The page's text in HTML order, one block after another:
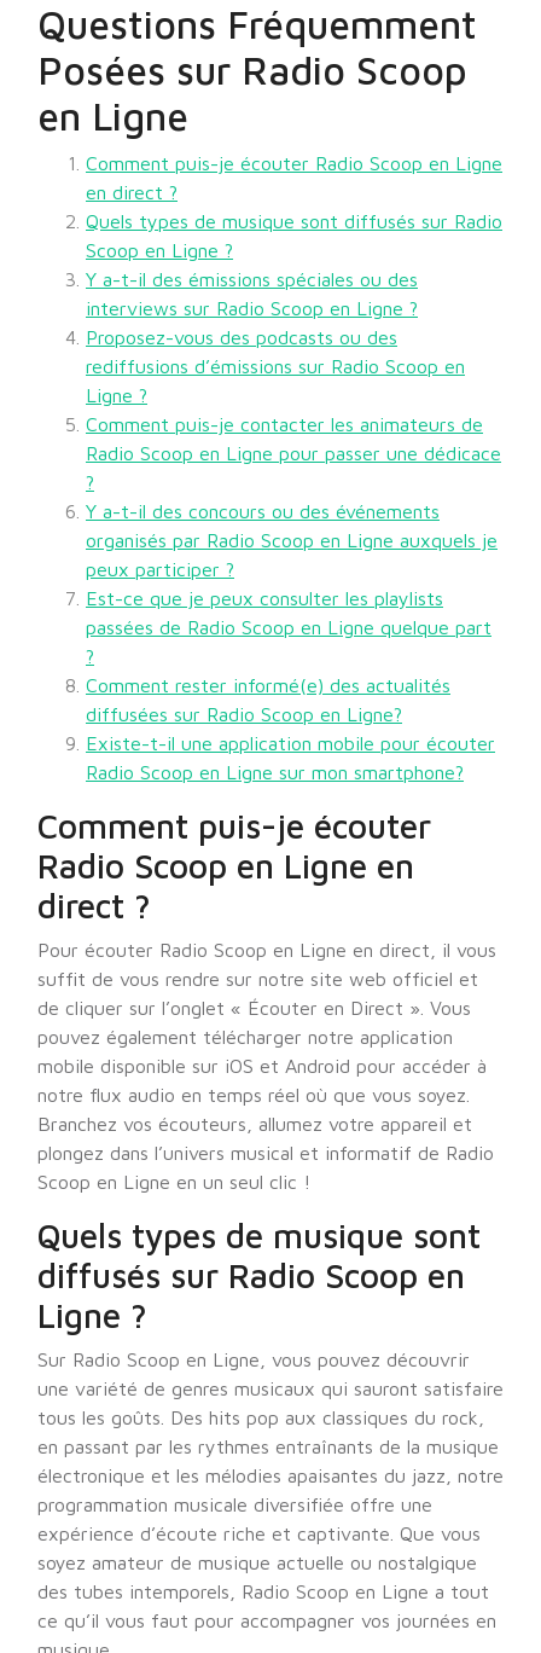
Questions Fréquemment
Posées sur Radio Scoop
en Ligne
Comment puis-je écouter Radio Scoop en Ligne
en direct ?
Quels types de musique sont diffusés sur Radio
Scoop en Ligne ?
Y a-t-il des émissions spéciales ou des
interviews sur Radio Scoop en Ligne ?
Proposez-vous des podcasts ou des
rediffusions d’émissions sur Radio Scoop en
Ligne ?
Comment puis-je contacter les animateurs de
Radio Scoop en Ligne pour passer une dédicace
?
Y a-t-il des concours ou des événements
organisés par Radio Scoop en Ligne auxquels je
peux participer ?
Est-ce que je peux consulter les playlists
passées de Radio Scoop en Ligne quelque part
?
Comment rester informé(e) des actualités
diffusées sur Radio Scoop en Ligne?
Existe-t-il une application mobile pour écouter
Radio Scoop en Ligne sur mon smartphone?
Comment puis-je écouter
Radio Scoop en Ligne en
direct ?
Pour écouter Radio Scoop en Ligne en direct, il vous
suffit de vous rendre sur notre site web officiel et
de cliquer sur l’onglet « Écouter en Direct ». Vous
pouvez également télécharger notre application
mobile disponible sur iOS et Android pour accéder à
notre flux audio en temps réel où que vous soyez.
Branchez vos écouteurs, allumez votre appareil et
plongez dans l’univers musical et informatif de Radio
Scoop en Ligne en un seul clic !
Quels types de musique sont
diffusés sur Radio Scoop en
Ligne ?
Sur Radio Scoop en Ligne, vous pouvez découvrir
une variété de genres musicaux qui sauront satisfaire
tous les goûts. Des hits pop aux classiques du rock,
en passant par les rythmes entraînants de la musique
électronique et les mélodies apaisantes du jazz, notre
programmation musicale diversifiée offre une
expérience d’écoute riche et captivante. Que vous
soyez amateur de musique actuelle ou nostalgique
des tubes intemporels, Radio Scoop en Ligne a tout
ce qu’il vous faut pour accompagner vos journées en